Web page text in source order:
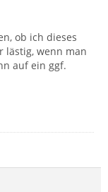
ob ich dieses
lästig, wenn man
auf ein ggf.